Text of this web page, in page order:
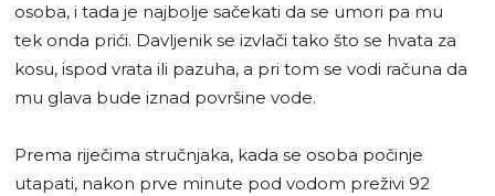
osoba, i tada je najbolje sačekati da se umori pa mu
tek onda prići. Davljenik se izvlači tako što se hvata za
kosu, ispod vrata ili pazuha, a pri tom se vodi računa da
mu glava bude iznad površine vode.
Prema riječima stručnjaka, kada se osoba počinje
utapati, nakon prve minute pod vodom preživi 92